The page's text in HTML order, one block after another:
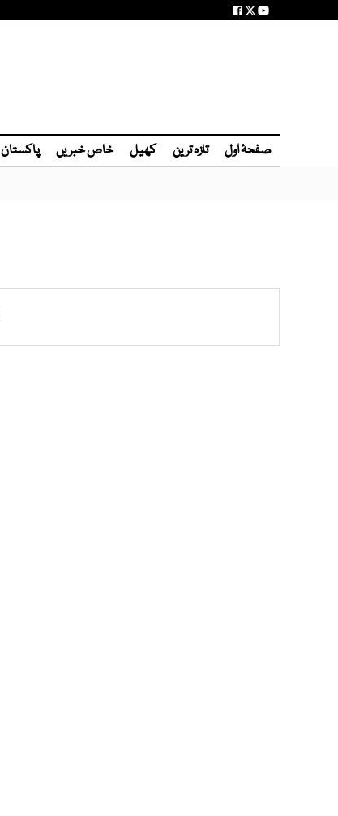
صفحۂ اول تازہ ترین کھیل خاص خبریں پاکستان